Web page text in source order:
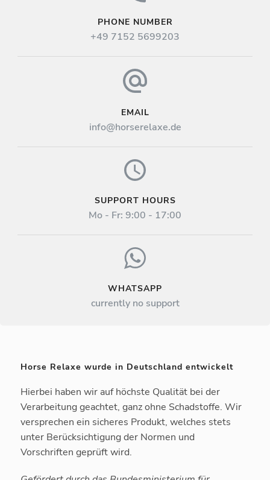
PHONE NUMBER
+49 7152 5699203
EMAIL
info@horserelaxe.de
SUPPORT HOURS
Mo - Fr: 9:00 - 17:00
WHATSAPP
currently no support
Horse Relaxe wurde in Deutschland entwickelt
Hierbei haben wir auf höchste Qualität bei der
Verarbeitung geachtet, ganz ohne Schadstoffe. Wir
versprechen ein sicheres Produkt, welches stets
unter Berücksichtigung der Normen und
Vorschriften geprüft wird.